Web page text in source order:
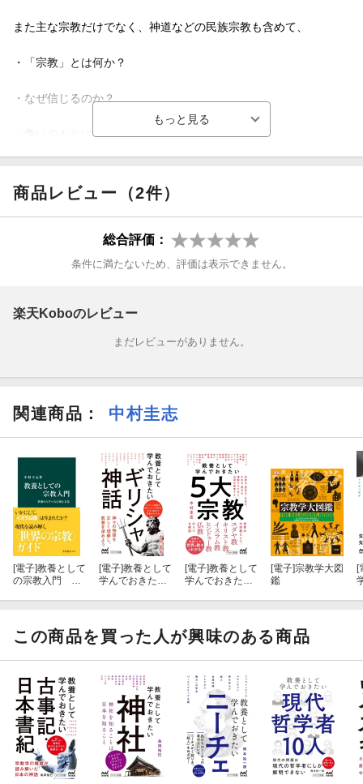
また主な宗教だけでなく、神道などの民族宗教も含めて、
・「宗教」とは何か？
・なぜ信じるのか？
・争いのもとになるのはなぜか？
ゼロから答えていきます。
どの固有名、特殊な用語にあふれています。
本書では、必要最小限の解説と「要するにどういうことか」を解
第1章 宗教を理解するには
第2章 ユダヤ教ー民族の宗教
第3章 キリスト教ー救世主の宗教
第4章 イスラム教ー戒律の宗教
第5章 ヒンドゥー教ー輪廻の宗教
第8章 現代において宗教に何ができるのか？
1958年北海道小樽市生まれ。北海道大学文学部卒業、東京大学大
学院人文科学研究科博士課程満期退学（宗教学・宗教史学）、宗
教学者、昭和女子大学非常勤講師。著書に『教養としての宗教入
門』『聖書、コーラン、仏典』『宗教図像学入門』（中公新
商品レビュー（2件）
総合評価：
条件に満たないため、評価は表示できません。
楽天Koboのレビュー
まだレビューがありません。
関連商品 ： 中村圭志
[電子]教養として
の宗教入門 基
[電子]教養として
学んでおきたい
[電子]教養として
学んでおきたい
[電子]宗教学大図
鑑
[
この商品を買った人が興味のある商品